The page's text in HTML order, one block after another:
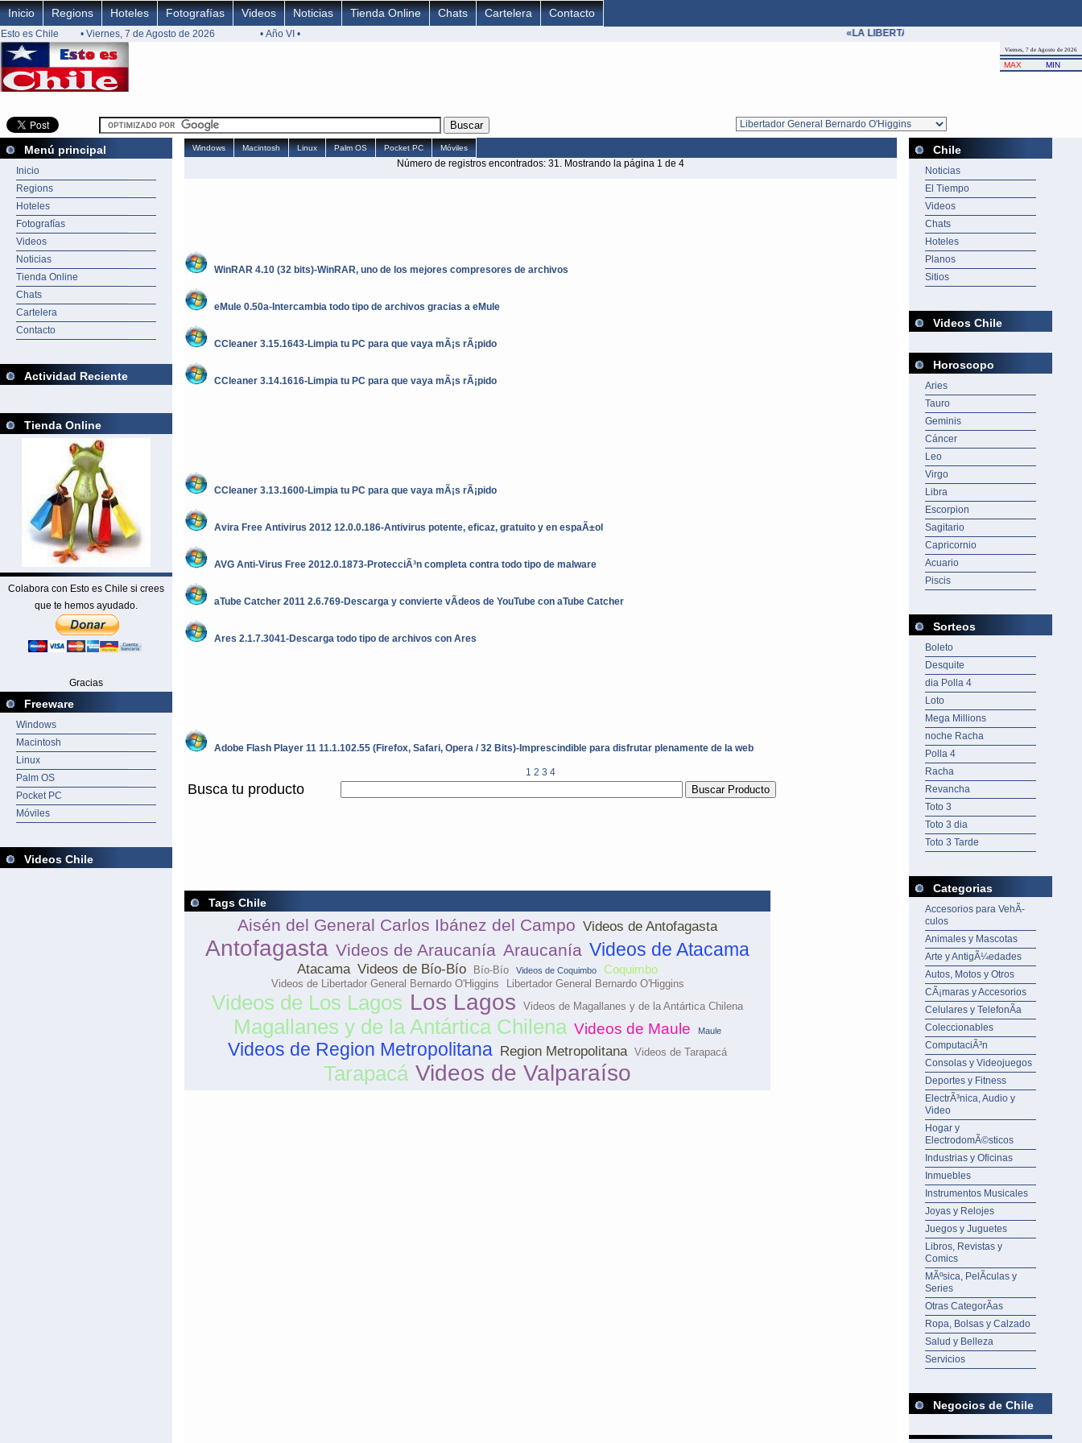
Inicio Regions Hoteles Fotografías Videos Noticias Tienda Online Chats Cartelera Contacto
Esto es Chile • Viernes, 7 de Agosto de 2026 • Año VI • «LA LIBERTAD ES UN BIEN COMÚN Y, MIENTRAS
Viernes, 7 de Agosto de 2026
MAX MIN
Menú principal
Inicio
Regions
Hoteles
Fotografías
Videos
Noticias
Tienda Online
Chats
Cartelera
Contacto
Actividad Reciente
Tienda Online
Colabora con Esto es Chile si crees
que te hemos ayudado.
Gracias
Freeware
Windows
Macintosh
Linux
Palm OS
Pocket PC
Móviles
Videos Chile
Windows Macintosh Linux Palm OS Pocket PC Móviles
Número de registros encontrados: 31. Mostrando la página 1 de 4
WinRAR 4.10 (32 bits)-WinRAR, uno de los mejores compresores de archivos
eMule 0.50a-Intercambia todo tipo de archivos gracias a eMule
CCleaner 3.15.1643-Limpia tu PC para que vaya mÃ¡s rÃ¡pido
CCleaner 3.14.1616-Limpia tu PC para que vaya mÃ¡s rÃ¡pido
CCleaner 3.13.1600-Limpia tu PC para que vaya mÃ¡s rÃ¡pido
Avira Free Antivirus 2012 12.0.0.186-Antivirus potente, eficaz, gratuito y en espaÃ±ol
AVG Anti-Virus Free 2012.0.1873-ProtecciÃ³n completa contra todo tipo de malware
aTube Catcher 2011 2.6.769-Descarga y convierte vÃ­deos de YouTube con aTube Catcher
Ares 2.1.7.3041-Descarga todo tipo de archivos con Ares
Adobe Flash Player 11 11.1.102.55 (Firefox, Safari, Opera / 32 Bits)-Imprescindible para disfrutar plenamente de la web
1 2 3 4
Busca tu producto
Tags Chile
Aisén del General Carlos Ibánez del Campo Videos de Antofagasta
Antofagasta Videos de Araucanía Araucanía Videos de Atacama
Atacama Videos de Bío-Bío Bío-Bío Videos de Coquimbo Coquimbo
Videos de Libertador General Bernardo O'Higgins Libertador General Bernardo O'Higgins
Videos de Los Lagos Los Lagos Videos de Magallanes y de la Antártica Chilena
Magallanes y de la Antártica Chilena Videos de Maule Maule
Videos de Region Metropolitana Region Metropolitana Videos de Tarapacá
Tarapacá Videos de Valparaíso
Chile
Noticias
El Tiempo
Videos
Chats
Hoteles
Planos
Sitios
Videos Chile
Horoscopo
Aries
Tauro
Geminis
Cáncer
Leo
Virgo
Libra
Escorpion
Sagitario
Capricornio
Acuario
Piscis
Sorteos
Boleto
Desquite
dia Polla 4
Loto
Mega Millions
noche Racha
Polla 4
Racha
Revancha
Toto 3
Toto 3 dia
Toto 3 Tarde
Categorias
Accesorios para VehÃ­
culos
Animales y Mascotas
Arte y AntigÃ¼edades
Autos, Motos y Otros
CÃ¡maras y Accesorios
Celulares y TelefonÃ­a
Coleccionables
ComputaciÃ³n
Consolas y Videojuegos
Deportes y Fitness
ElectrÃ³nica, Audio y
Video
Hogar y
ElectrodomÃ©sticos
Industrias y Oficinas
Inmuebles
Instrumentos Musicales
Joyas y Relojes
Juegos y Juguetes
Libros, Revistas y
Comics
MÃºsica, PelÃ­culas y
Series
Otras CategorÃ­as
Ropa, Bolsas y Calzado
Salud y Belleza
Servicios
Negocios de Chile